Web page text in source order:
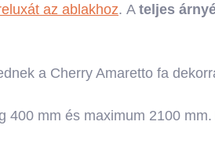
az ablakhoz. A teljes
a Cherry Amaretto fa
mm és maximum 2100 mm.